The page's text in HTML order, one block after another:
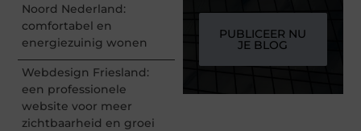
Noord Nederland:
comfortabel en
energiezuinig wonen
Webdesign Friesland:
een professionele
website voor meer
zichtbaarheid en groei
PUBLICEER NU
JE BLOG